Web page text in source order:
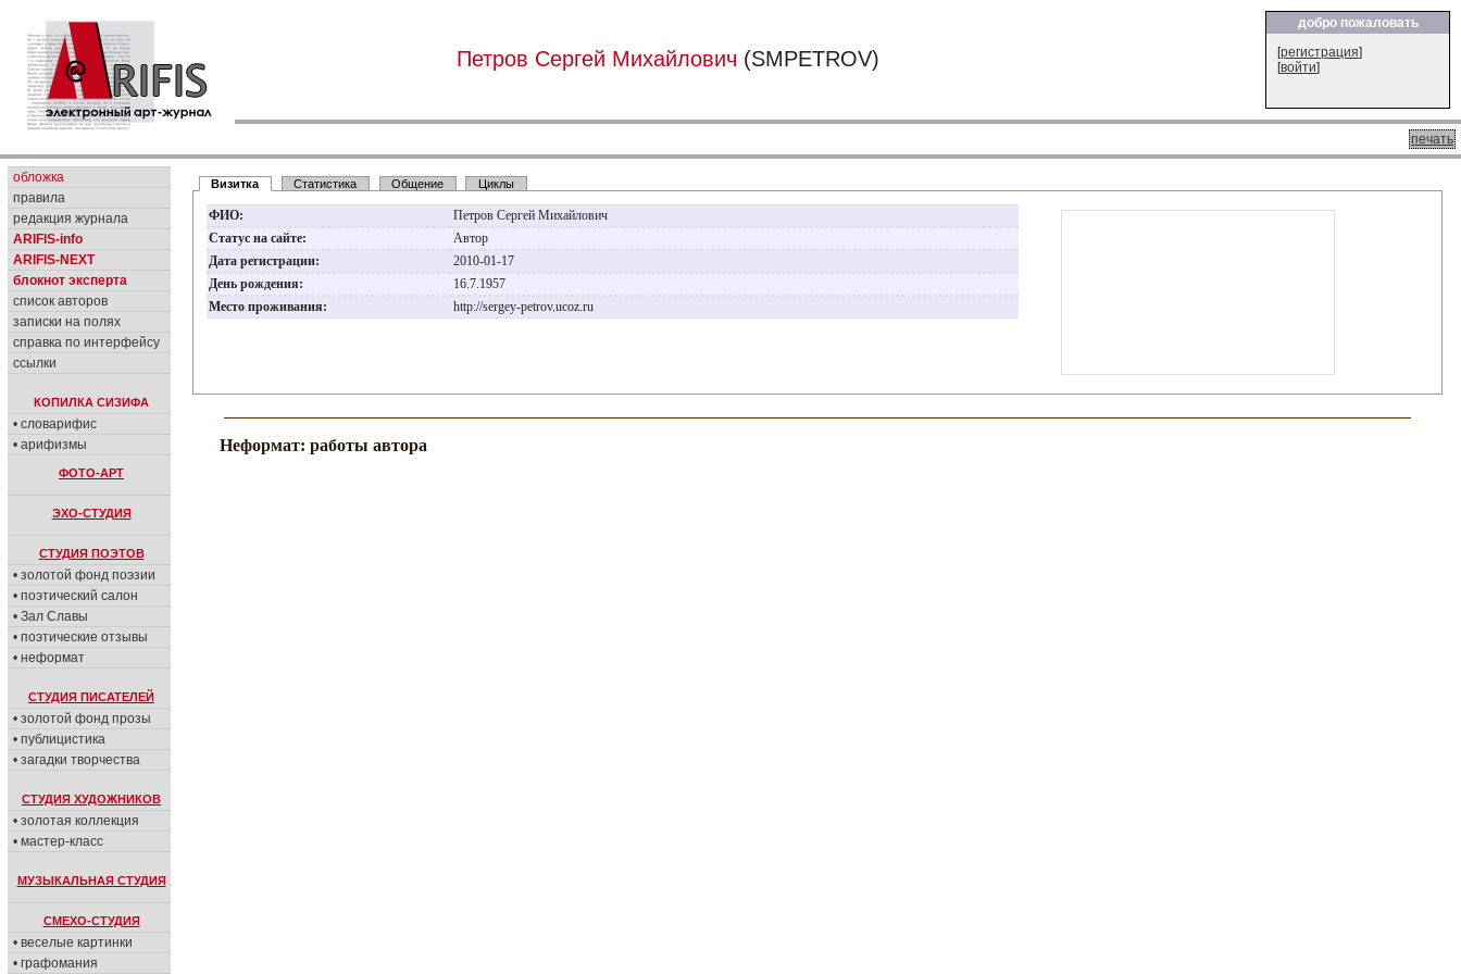
Петров Сергей Михайлович (SMPETROV)
добро пожаловать
[регистрация]
[войти]
печать
обложка
правила
редакция журнала
ARIFIS-info
ARIFIS-NEXT
блокнот эксперта
список авторов
записки на полях
справка по интерфейсу
ссылки
КОПИЛКА СИЗИФА
• словарифис
• арифизмы
ФОТО-АРТ
ЭХО-СТУДИЯ
СТУДИЯ ПОЭТОВ
• золотой фонд поэзии
• поэтический салон
• Зал Славы
• поэтические отзывы
• неформат
СТУДИЯ ПИСАТЕЛЕЙ
• золотой фонд прозы
• публицистика
• загадки творчества
СТУДИЯ ХУДОЖНИКОВ
• золотая коллекция
• мастер-класс
МУЗЫКАЛЬНАЯ СТУДИЯ
СМЕХО-СТУДИЯ
• веселые картинки
• графомания
Визитка Статистика Общение Циклы
ФИО:
Петров Сергей Михайлович
Статус на сайте:
Автор
Дата регистрации:
2010-01-17
День рождения:
16.7.1957
Место проживания:
http://sergey-petrov.ucoz.ru
Неформат: работы автора